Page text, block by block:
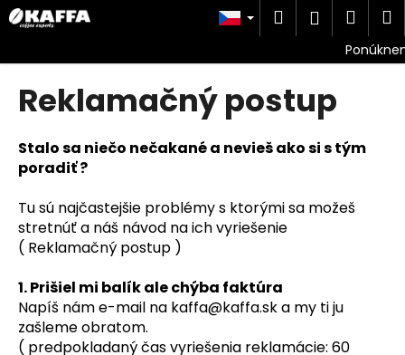
Přejít
na
Hledat
košík
Reklamačný postup
Stalo sa niečo nečakané a nevieš ako si s tým
poradiť ?
Tu sú najčastejšie problémy s ktorými sa možeš
stretnúť a náš návod na ich vyriešenie
( Reklamačný postup )
1. Prišiel mi balík ale chýba faktúra
Napíš nám e-mail na kaffa@kaffa.sk a my ti ju
zašleme obratom.
( predpokladaný čas vyriešenia reklamácie: 60
K
o
š
C
p
o
ř
e
b
u
j
e